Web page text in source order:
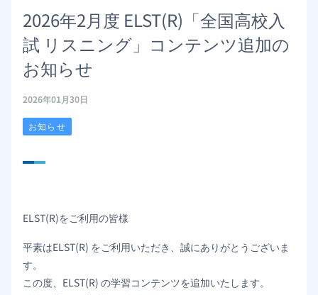
2026年2月度 ELST(R)「全国高校入
試 リスニング」コンテンツ追加の
お知らせ
2026年01月30日
お知らせ
ELST(R)をご利用の皆様
平素はELST(R) をご利用いただき、誠にありがとうございま
す。
この度、ELST(R) の学習コンテンツを追加いたします。